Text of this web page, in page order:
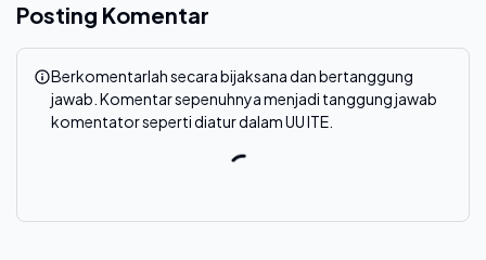
Posting Komentar
Berkomentarlah secara bijaksana dan bertanggung
jawab. Komentar sepenuhnya menjadi tanggung jawab
komentator seperti diatur dalam UU ITE.